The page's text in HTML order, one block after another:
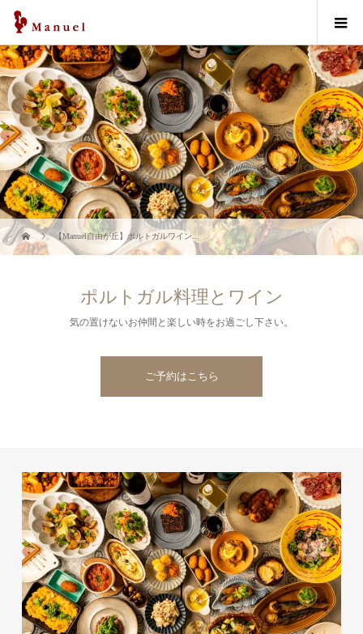
【Manuel自由が丘】ポルトガルワイン...
ポルトガル料理とワイン
気の置けないお仲間と楽しい時をお過ごし下さい。
ご予約はこちら